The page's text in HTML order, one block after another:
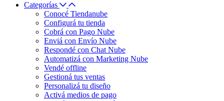
Categorías
Conocé Tiendanube
Configurá tu tienda
Cobrá con Pago Nube
Enviá con Envío Nube
Respondé con Chat Nube
Automatizá con Marketing Nube
Vendé offline
Gestioná tus ventas
Personalizá tu diseño
Activá medios de pago